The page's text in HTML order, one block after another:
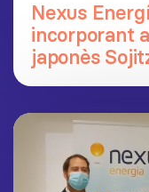
Nexus
incorporant
japonès